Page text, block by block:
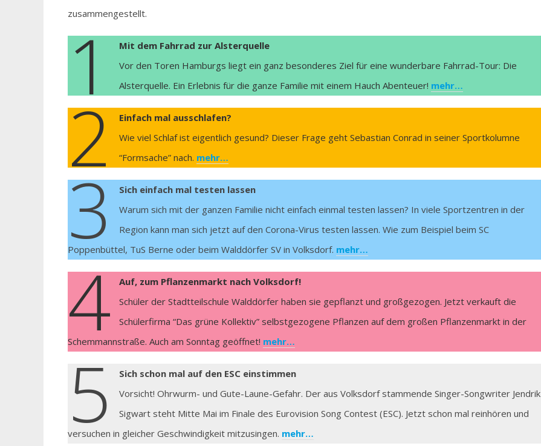
zusammengestellt.
1
Mit dem Fahrrad zur Alsterquelle
Vor den Toren Hamburgs liegt ein ganz besonderes Ziel für eine wunderbare Fahrrad-Tour: Die
Alsterquelle. Ein Erlebnis für die ganze Familie mit einem Hauch Abenteuer! mehr…
2
Einfach mal ausschlafen?
Wie viel Schlaf ist eigentlich gesund? Dieser Frage geht Sebastian Conrad in seiner Sportkolumne
“Formsache” nach. mehr…
3
Sich einfach mal testen lassen
Warum sich mit der ganzen Familie nicht einfach einmal testen lassen? In viele Sportzentren in der
Region kann man sich jetzt auf den Corona-Virus testen lassen. Wie zum Beispiel beim SC
Poppenbüttel, TuS Berne oder beim Walddörfer SV in Volksdorf. mehr…
4
Auf, zum Pflanzenmarkt nach Volksdorf!
Schüler der Stadtteilschule Walddörfer haben sie gepflanzt und großgezogen. Jetzt verkauft die
Schülerfirma “Das grüne Kollektiv” selbstgezogene Pflanzen auf dem großen Pflanzenmarkt in der
Schemmannstraße. Auch am Sonntag geöffnet! mehr…
5
Sich schon mal auf den ESC einstimmen
Vorsicht! Ohrwurm- und Gute-Laune-Gefahr. Der aus Volksdorf stammende Singer-Songwriter Jendrik
Sigwart steht Mitte Mai im Finale des Eurovision Song Contest (ESC). Jetzt schon mal reinhören und
versuchen in gleicher Geschwindigkeit mitzusingen. mehr…